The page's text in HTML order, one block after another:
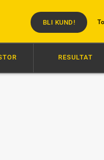
BLI KUND!
AVSTÄNGD
RESULTAT